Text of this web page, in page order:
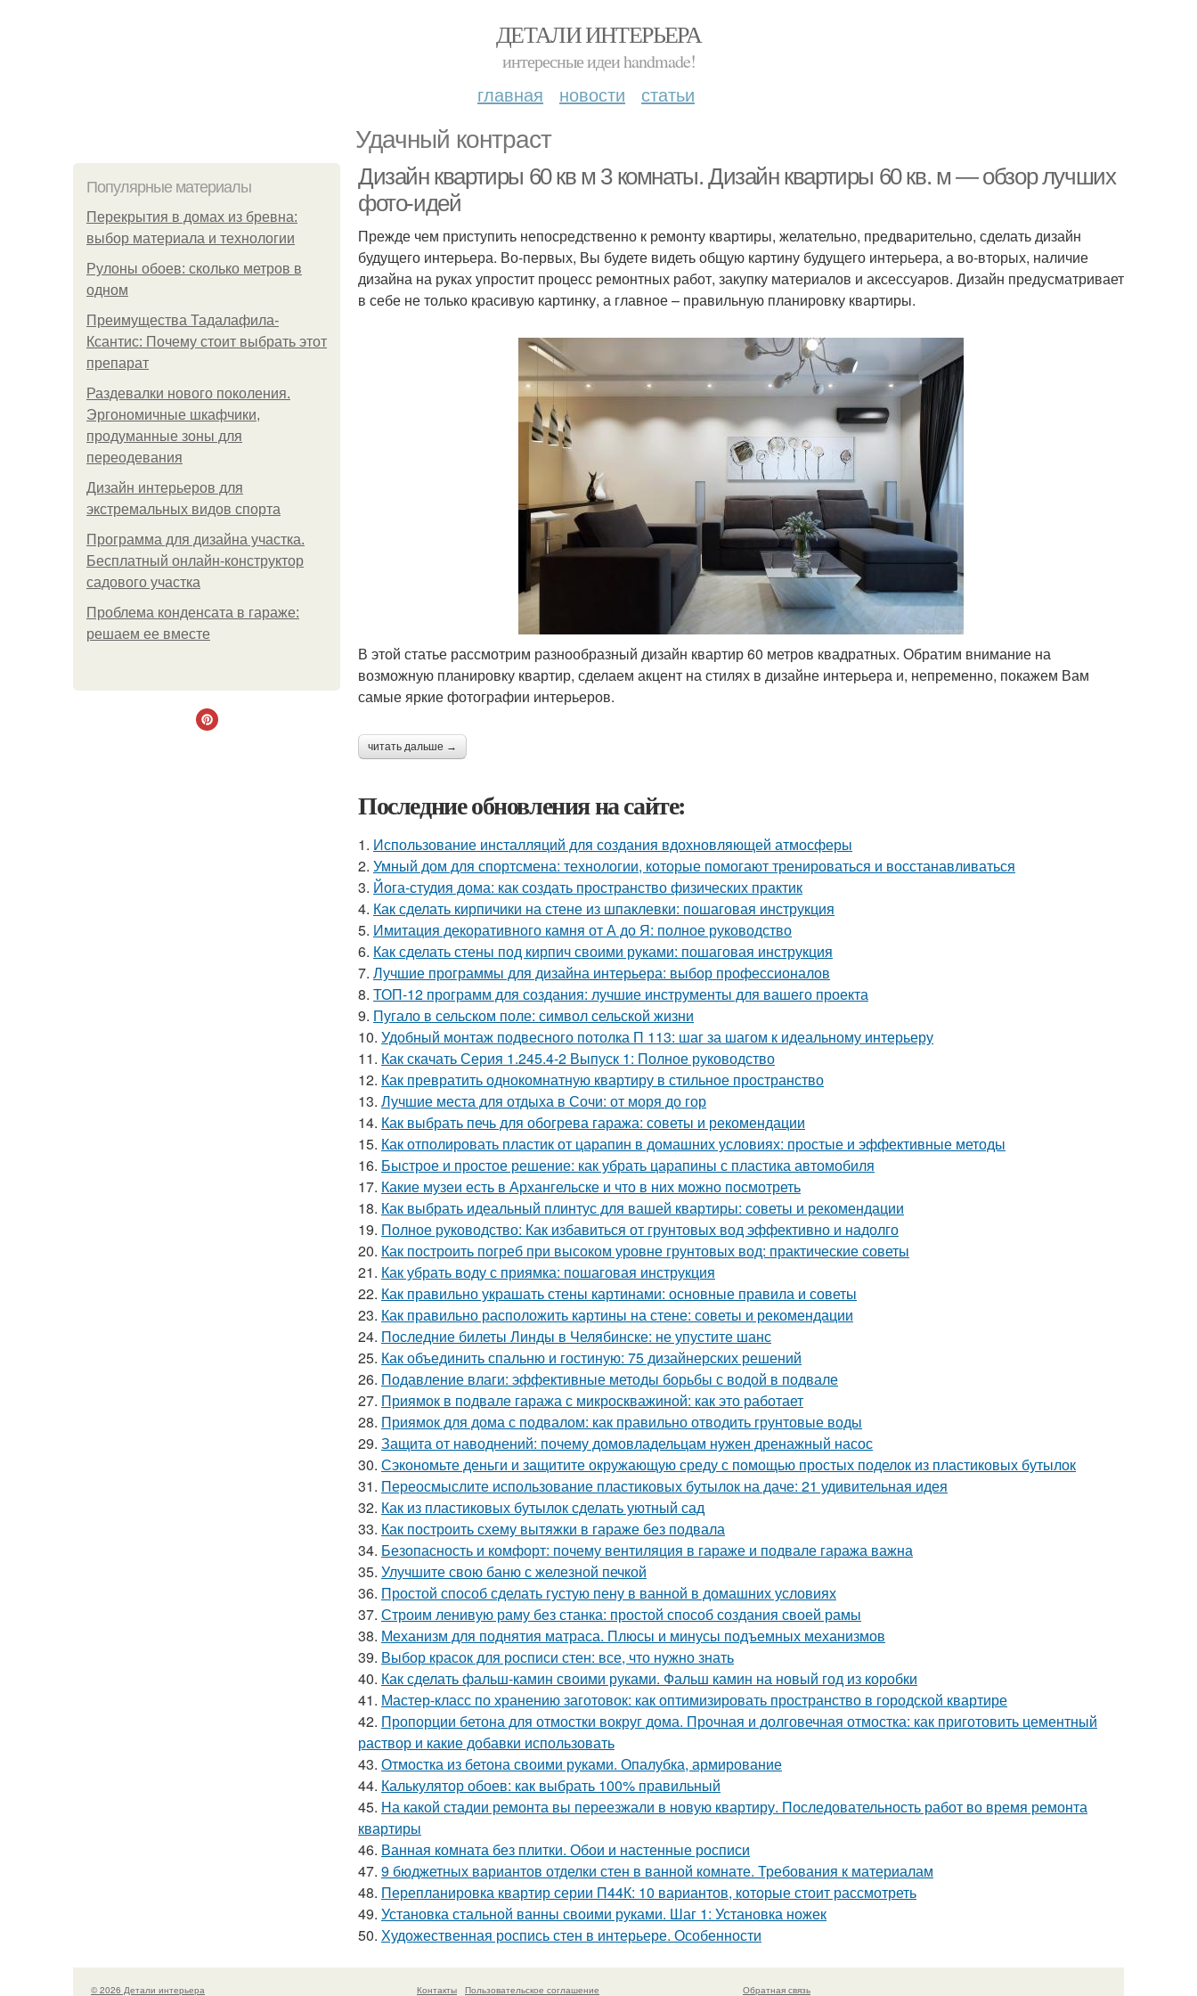
ДЕТАЛИ ИНТЕРЬЕРА
интересные идеи handmade!
главная новости статьи
Удачный контраст
Популярные материалы
Перекрытия в домах из бревна:
выбор материала и технологии
Рулоны обоев: сколько метров в
одном
Преимущества Тадалафила-
Ксантис: Почему стоит выбрать этот
препарат
Раздевалки нового поколения.
Эргономичные шкафчики,
продуманные зоны для
переодевания
Дизайн интерьеров для
экстремальных видов спорта
Программа для дизайна участка.
Бесплатный онлайн-конструктор
садового участка
Проблема конденсата в гараже:
решаем ее вместе
Дизайн квартиры 60 кв м 3 комнаты. Дизайн квартиры 60 кв. м — обзор лучших
фото-идей
Прежде чем приступить непосредственно к ремонту квартиры, желательно, предварительно, сделать дизайн
будущего интерьера. Во-первых, Вы будете видеть общую картину будущего интерьера, а во-вторых, наличие
дизайна на руках упростит процесс ремонтных работ, закупку материалов и аксессуаров. Дизайн предусматривает
в себе не только красивую картинку, а главное – правильную планировку квартиры.
В этой статье рассмотрим разнообразный дизайн квартир 60 метров квадратных. Обратим внимание на
возможную планировку квартир, сделаем акцент на стилях в дизайне интерьера и, непременно, покажем Вам
самые яркие фотографии интерьеров.
читать дальше →
Последние обновления на сайте:
1. Использование инсталляций для создания вдохновляющей атмосферы
2. Умный дом для спортсмена: технологии, которые помогают тренироваться и восстанавливаться
3. Йога-студия дома: как создать пространство физических практик
4. Как сделать кирпичики на стене из шпаклевки: пошаговая инструкция
5. Имитация декоративного камня от А до Я: полное руководство
6. Как сделать стены под кирпич своими руками: пошаговая инструкция
7. Лучшие программы для дизайна интерьера: выбор профессионалов
8. ТОП-12 программ для создания: лучшие инструменты для вашего проекта
9. Пугало в сельском поле: символ сельской жизни
10. Удобный монтаж подвесного потолка П 113: шаг за шагом к идеальному интерьеру
11. Как скачать Серия 1.245.4-2 Выпуск 1: Полное руководство
12. Как превратить однокомнатную квартиру в стильное пространство
13. Лучшие места для отдыха в Сочи: от моря до гор
14. Как выбрать печь для обогрева гаража: советы и рекомендации
15. Как отполировать пластик от царапин в домашних условиях: простые и эффективные методы
16. Быстрое и простое решение: как убрать царапины с пластика автомобиля
17. Какие музеи есть в Архангельске и что в них можно посмотреть
18. Как выбрать идеальный плинтус для вашей квартиры: советы и рекомендации
19. Полное руководство: Как избавиться от грунтовых вод эффективно и надолго
20. Как построить погреб при высоком уровне грунтовых вод: практические советы
21. Как убрать воду с приямка: пошаговая инструкция
22. Как правильно украшать стены картинами: основные правила и советы
23. Как правильно расположить картины на стене: советы и рекомендации
24. Последние билеты Линды в Челябинске: не упустите шанс
25. Как объединить спальню и гостиную: 75 дизайнерских решений
26. Подавление влаги: эффективные методы борьбы с водой в подвале
27. Приямок в подвале гаража с микроскважиной: как это работает
28. Приямок для дома с подвалом: как правильно отводить грунтовые воды
29. Защита от наводнений: почему домовладельцам нужен дренажный насос
30. Сэкономьте деньги и защитите окружающую среду с помощью простых поделок из пластиковых бутылок
31. Переосмыслите использование пластиковых бутылок на даче: 21 удивительная идея
32. Как из пластиковых бутылок сделать уютный сад
33. Как построить схему вытяжки в гараже без подвала
34. Безопасность и комфорт: почему вентиляция в гараже и подвале гаража важна
35. Улучшите свою баню с железной печкой
36. Простой способ сделать густую пену в ванной в домашних условиях
37. Строим ленивую раму без станка: простой способ создания своей рамы
38. Механизм для поднятия матраса. Плюсы и минусы подъемных механизмов
39. Выбор красок для росписи стен: все, что нужно знать
40. Как сделать фальш-камин своими руками. Фальш камин на новый год из коробки
41. Мастер-класс по хранению заготовок: как оптимизировать пространство в городской квартире
42. Пропорции бетона для отмостки вокруг дома. Прочная и долговечная отмостка: как приготовить цементный
раствор и какие добавки использовать
43. Отмостка из бетона своими руками. Опалубка, армирование
44. Калькулятор обоев: как выбрать 100% правильный
45. На какой стадии ремонта вы переезжали в новую квартиру. Последовательность работ во время ремонта
квартиры
46. Ванная комната без плитки. Обои и настенные росписи
47. 9 бюджетных вариантов отделки стен в ванной комнате. Требования к материалам
48. Перепланировка квартир серии П44К: 10 вариантов, которые стоит рассмотреть
49. Установка стальной ванны своими руками. Шаг 1: Установка ножек
50. Художественная роспись стен в интерьере. Особенности
© 2026 Детали интерьера Контакты Пользовательское соглашение Обратная связь